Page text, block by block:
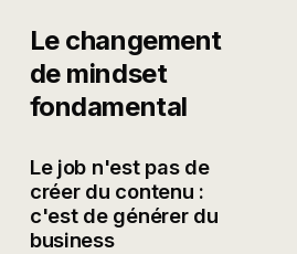
Le changement
de mindset
fondamental
Le job n'est pas de
créer du contenu :
c'est de générer du
business